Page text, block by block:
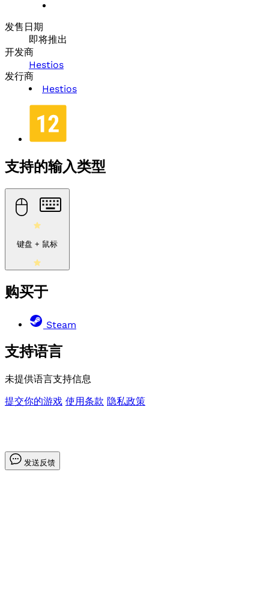
发售日期
即将推出
开发商
Hestios
发行商
Hestios
支持的输入类型
键盘 + 鼠标
购买于
Steam
支持语言
未提供语言支持信息
提交你的游戏 使用条款 隐私政策
发送反馈